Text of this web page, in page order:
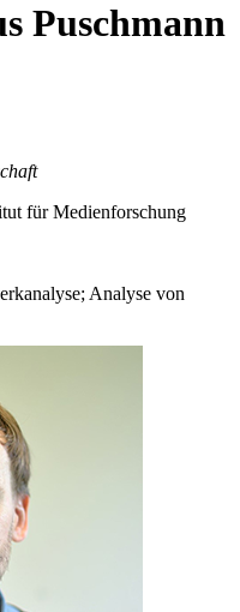
Puschmann
für Medienforschung
Analyse von